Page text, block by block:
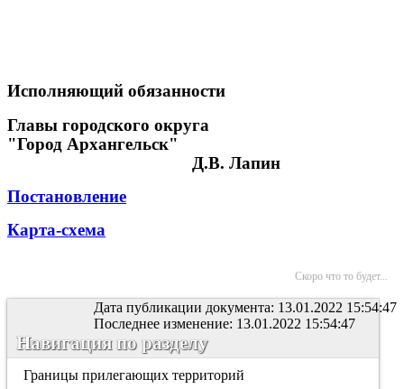
Исполняющий обязанности
Главы городского округа
"Город Архангельск"
Д.В. Лапин
Постановление
Карта-схема
Скоро что то будет...
Дата публикации документа: 13.01.2022 15:54:47
Последнее изменение: 13.01.2022 15:54:47
Навигация по разделу
Границы прилегающих территорий